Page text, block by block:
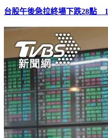
台股午後急拉終場下跌28點